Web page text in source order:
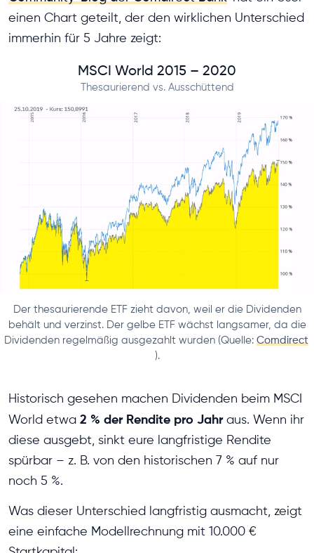
einen Chart geteilt, der den wirklichen Unterschied
immerhin für 5 Jahre zeigt:
MSCI World 2015 – 2020
Thesaurierend vs. Ausschüttend
Der thesaurierende ETF zieht davon, weil er die Dividenden
behält und verzinst. Der gelbe ETF wächst langsamer, da die
Dividenden regelmäßig ausgezahlt wurden (Quelle: Comdirect
).
Historisch gesehen machen Dividenden beim MSCI
World etwa 2 % der Rendite pro Jahraus. Wenn ihr
diese ausgebt, sinkt eure langfristige Rendite
spürbar – z. B. von den historischen 7 % auf nur
noch 5 %.
Was dieser Unterschied langfristig ausmacht, zeigt
eine einfache Modellrechnung mit 10.000 €